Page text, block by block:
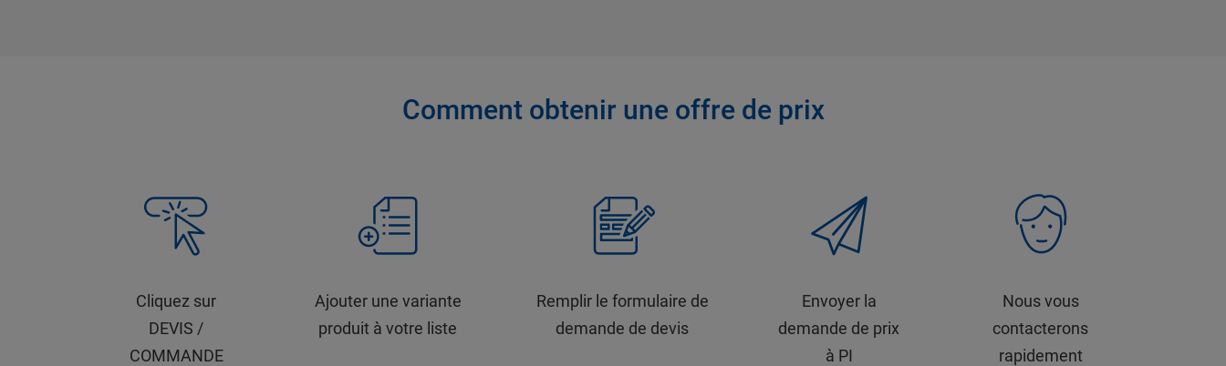
Comment obtenir une offre de prix
Cliquez sur
DEVIS /
COMMANDE
Ajouter une variante
produit à votre liste
Remplir le formulaire de
demande de devis
Envoyer la
demande de prix
à PI
Nous vous
contacterons
rapidement